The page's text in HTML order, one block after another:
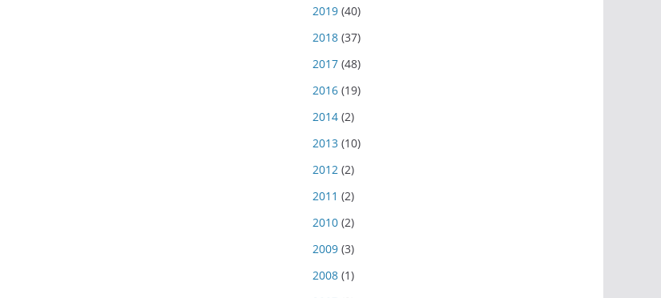
2019 (40)
2018 (37)
2017 (48)
2016 (19)
2014 (2)
2013 (10)
2012 (2)
2011 (2)
2010 (2)
2009 (3)
2008 (1)